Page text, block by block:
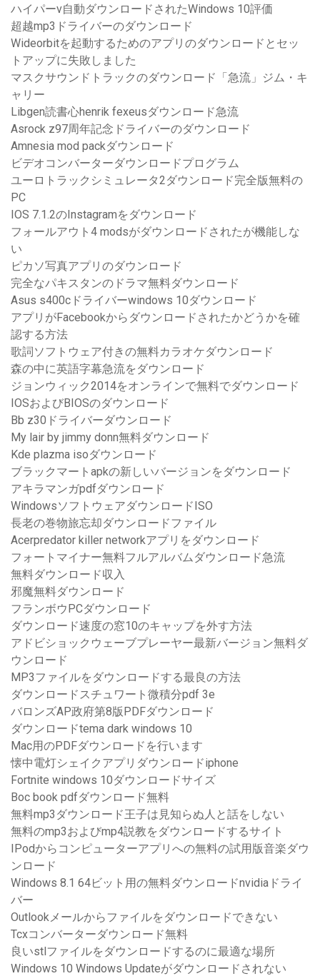
ハイパーv自動ダウンロードされたWindows 10評価
超越mp3ドライバーのダウンロード
Wideorbitを起動するためのアプリのダウンロードとセッ
トアップに失敗しました
マスクサウンドトラックのダウンロード「急流」ジム・キ
ャリー
Libgen読書心henrik fexeusダウンロード急流
Asrock z97周年記念ドライバーのダウンロード
Amnesia mod packダウンロード
ビデオコンバーターダウンロードプログラム
ユーロトラックシミュレータ2ダウンロード完全版無料の
PC
IOS 7.1.2のInstagramをダウンロード
フォールアウト4 modsがダウンロードされたが機能しな
い
ピカソ写真アプリのダウンロード
完全なパキスタンのドラマ無料ダウンロード
Asus s400cドライバーwindows 10ダウンロード
アプリがFacebookからダウンロードされたかどうかを確
認する方法
歌詞ソフトウェア付きの無料カラオケダウンロード
森の中に英語字幕急流をダウンロード
ジョンウィック2014をオンラインで無料でダウンロード
IOSおよびBIOSのダウンロード
Bb z30ドライバーダウンロード
My lair by jimmy donn無料ダウンロード
Kde plazma isoダウンロード
ブラックマートapkの新しいバージョンをダウンロード
アキラマンガpdfダウンロード
WindowsソフトウェアダウンロードISO
長老の巻物旅忘却ダウンロードファイル
Acerpredator killer networkアプリをダウンロード
フォートマイナー無料フルアルバムダウンロード急流
無料ダウンロード収入
邪魔無料ダウンロード
フランボウPCダウンロード
ダウンロード速度の窓10のキャップを外す方法
アドビショックウェーブプレーヤー最新バージョン無料ダ
ウンロード
MP3ファイルをダウンロードする最良の方法
ダウンロードスチュワート微積分pdf 3e
バロンズAP政府第8版PDFダウンロード
ダウンロードtema dark windows 10
Mac用のPDFダウンロードを行います
懐中電灯シェイクアプリダウンロードiphone
Fortnite windows 10ダウンロードサイズ
Boc book pdfダウンロード無料
無料mp3ダウンロード王子は見知らぬ人と話をしない
無料のmp3およびmp4説教をダウンロードするサイト
IPodからコンピューターアプリへの無料の試用版音楽ダウ
ンロード
Windows 8.1 64ビット用の無料ダウンロードnvidiaドライ
バー
Outlookメールからファイルをダウンロードできない
Tcxコンバーターダウンロード無料
良いstlファイルをダウンロードするのに最適な場所
Windows 10 Windows Updateがダウンロードされない